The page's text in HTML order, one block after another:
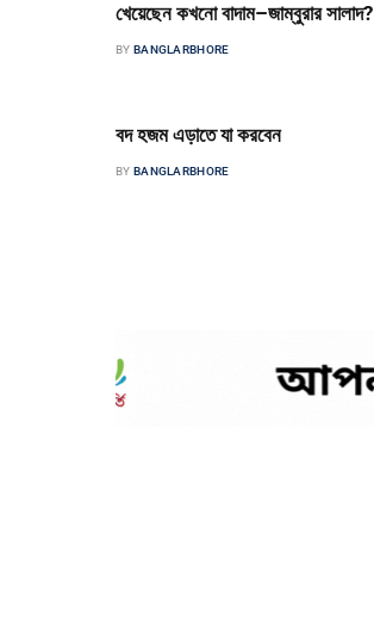
খেয়েছেন কখনো বাদাম–জাম্বুরার সালাদ?
BY BANGLARBHORE
বদ হজম এড়াতে যা করবেন
BY BANGLARBHORE